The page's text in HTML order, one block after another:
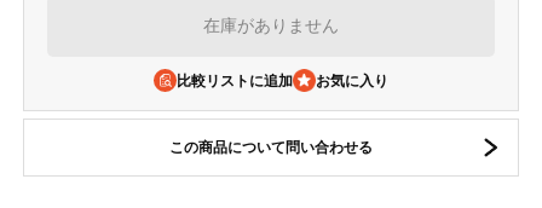
在庫がありません
比較リストに追加
この商品について問い合わせる